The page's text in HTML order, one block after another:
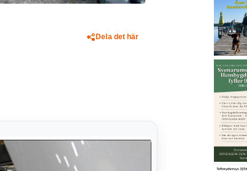
Dela det här